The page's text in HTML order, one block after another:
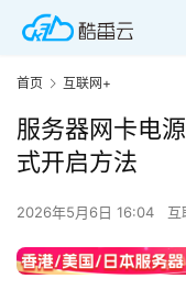
首页 互联网+
服务器网卡电
式开启方法
2026年5月6日 16:04 互